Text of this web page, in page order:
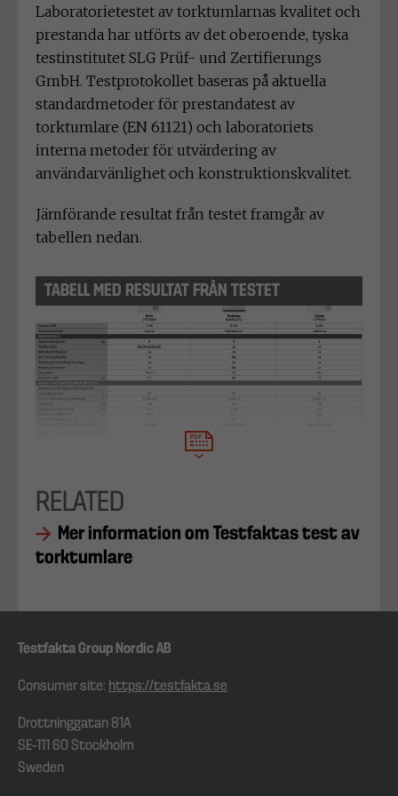
Laboratorietestet av torktumlarnas kvalitet och
prestanda har utförts av det oberoende, tyska
testinstitutet SLG Prüf- und Zertifierungs
GmbH. Testprotokollet baseras på aktuella
standardmetoder för prestandatest av
torktumlare (EN 61121) och laboratoriets
interna metoder för utvärdering av
användarvänlighet och konstruktionskvalitet.
Jämförande resultat från testet framgår av
tabellen nedan.
TABELL MED RESULTAT FRÅN TESTET
RELATED
Mer information om Testfaktas test av
torktumlare
Testfakta Group Nordic AB
Consumer site: https://testfakta.se
Drottninggatan 81A
SE–111 60 Stockholm
Sweden